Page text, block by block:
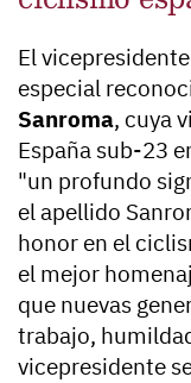
El
especial
Sanroma, cuya
España sub-23
"un profundo
el apellido
honor en el
el mejor
que nuevas
trabajo,
vicepresidente